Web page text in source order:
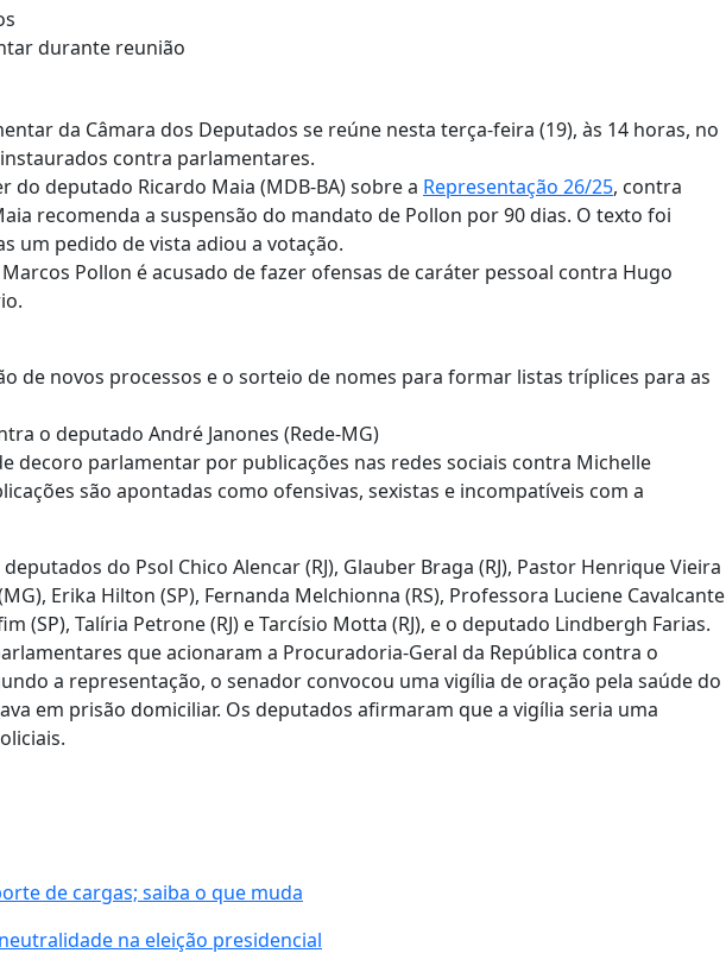
durante reunião
da Câmara dos Deputados se reúne nesta terça-feira (19), às 14 horas, no
contra parlamentares.
do deputado Ricardo Maia (MDB-BA) sobre a Representação 26/25, contra
recomenda a suspensão do mandato de Pollon por 90 dias. O texto foi
um pedido de vista adiou a votação.
Pollon é acusado de fazer ofensas de caráter pessoal contra Hugo
de novos processos e o sorteio de nomes para formar listas tríplices para as
o deputado André Janones (Rede-MG)
decoro parlamentar por publicações nas redes sociais contra Michelle
são apontadas como ofensivas, sexistas e incompatíveis com a
do Psol Chico Alencar (RJ), Glauber Braga (RJ), Pastor Henrique Vieira
Erika Hilton (SP), Fernanda Melchionna (RS), Professora Luciene Cavalcante
(SP), Talíria Petrone (RJ) e Tarcísio Motta (RJ), e o deputado Lindbergh Farias.
que acionaram a Procuradoria-Geral da República contra o
a representação, o senador convocou uma vigília de oração pela saúde do
em prisão domiciliar. Os deputados afirmaram que a vigília seria uma
de cargas; saiba o que muda
na eleição presidencial